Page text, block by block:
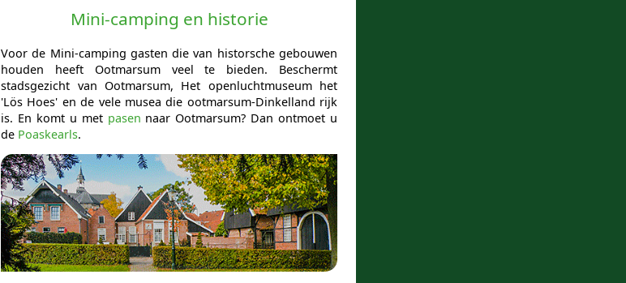
Mini-camping en historie
Voor de Mini-camping gasten die van historsche gebouwen
houden heeft Ootmarsum veel te bieden. Beschermt
stadsgezicht van Ootmarsum, Het openluchtmuseum het
'Lös Hoes' en de vele musea die ootmarsum-Dinkelland rijk
is. En komt u met pasen naar Ootmarsum? Dan ontmoet u
de Poaskearls.